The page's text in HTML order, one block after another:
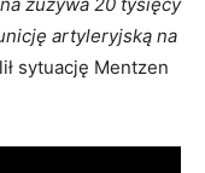
zużywa 20 tysięcy
artyleryjską na
sytuację Mentzen